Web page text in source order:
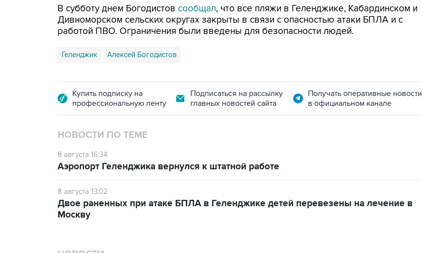
В субботу днем Богодистов сообщал, что все пляжи в Геленджике, Кабардинском и
Дивноморском сельских округах закрыты в связи с опасностью атаки БПЛА и с
работой ПВО. Ограничения были введены для безопасности людей.
Геленджик Алексей Богодистов
Купить подписку на
профессиональную ленту
Подписаться на рассылку
главных новостей сайта
Получать оперативные новости
в официальном канале
НОВОСТИ ПО ТЕМЕ
8 августа 16:34
Аэропорт Геленджика вернулся к штатной работе
8 августа 13:02
Двое раненных при атаке БПЛА в Геленджике детей перевезены на лечение в
Москву